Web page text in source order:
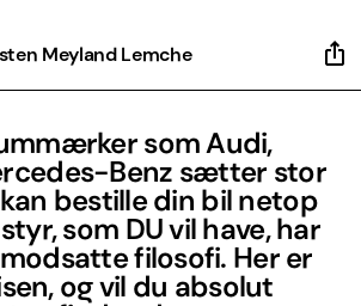
Meyland Lemche
som Audi,
Benz sætter stor
bestille din bil netop
som DU vil have, har
filosofi. Her er
og vil du absolut